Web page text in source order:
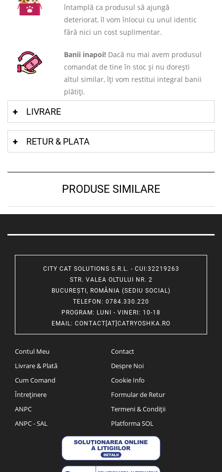
întamplă ca produsul să ajungă
deteriorat, îl vom înlocui cu unul identic
fără nici un cost suplimentar.
Banii inapoi! Dacă nu mai avem produsul
comandat de tine în stoc și nu dorești
altul similar, îți vom restitui integral banii
plătiți.
LIVRARE
RETUR & PLATA
PRODUSE SIMILARE
CITY CAT SOLUTIONS S.R.L. - CUI:32219263
STR. VALEA OLTULUI NR. 2
BUCUREȘTI, ROMÂNIA (SEDIU SOCIAL)
TELEFON : 0784.330.220
PROGRAM: LUNI - VINERI: 10-18
EMAIL: CONTACT[AT]CATRYOSHKA.RO
Contul Meu
Livrare & Plată
Cum Comand
Întreținere
ANPC
ANPC - SAL
Contact
Despre Noi
Cookie Info
Formular de Retur
Termeni & Condiții
Platforma SOL